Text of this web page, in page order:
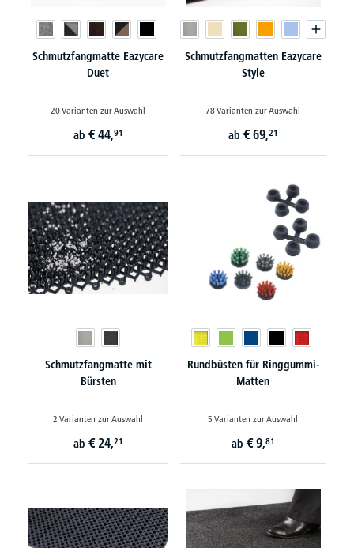
Schmutzfangmatte Eazycare
Duet
20 Varianten zur Auswahl
ab € 44,91
Schmutzfangmatten Eazycare
Style
78 Varianten zur Auswahl
ab € 69,21
Schmutzfangmatte mit
Bürsten
2 Varianten zur Auswahl
ab € 24,21
Rundbüsten für Ringgummi-
Matten
5 Varianten zur Auswahl
ab € 9,81